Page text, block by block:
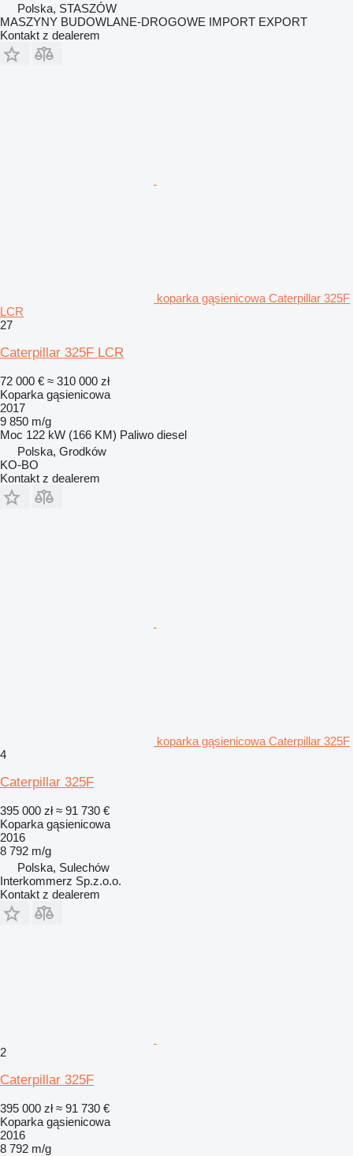
Polska, STASZÓW
MASZYNY BUDOWLANE-DROGOWE IMPORT EXPORT
Kontakt z dealerem
koparka gąsienicowa Caterpillar 325F
LCR
27
Caterpillar 325F LCR
72 000 € ≈ 310 000 zł
Koparka gąsienicowa
2017
9 850 m/g
Moc 122 kW (166 KM) Paliwo diesel
Polska, Grodków
KO-BO
Kontakt z dealerem
koparka gąsienicowa Caterpillar 325F
4
Caterpillar 325F
395 000 zł ≈ 91 730 €
Koparka gąsienicowa
2016
8 792 m/g
Polska, Sulechów
Interkommerz Sp.z.o.o.
Kontakt z dealerem
2
Caterpillar 325F
395 000 zł ≈ 91 730 €
Koparka gąsienicowa
2016
8 792 m/g